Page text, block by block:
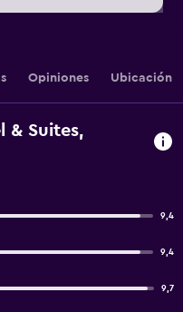
Opiniones Ubicación
& Suites,
9,4
9,4
9,7